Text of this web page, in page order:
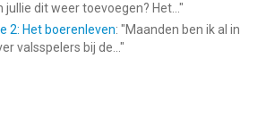
dit weer toevoegen? Het... "
2: Het boerenleven: "Maanden ben ik al in
valsspelers bij de... "